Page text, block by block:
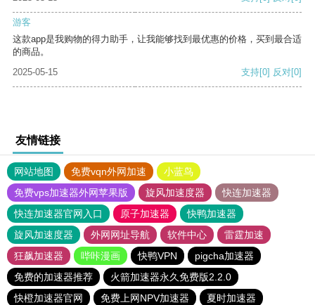
游客
这款app是我购物的得力助手，让我能够找到最优惠的价格，买到最合适
的商品。
2025-05-15
支持[0] 反对[0]
友情链接
网站地图 免费vqn外网加速
小蓝鸟
免费vps加速器外网苹果版
旋风加速度器
快连加速器
快连加速器官网入口
原子加速器
快鸭加速器
旋风加速度器
外网网址导航 软件中心
雷霆加速
狂飙加速器
哔咔漫画 快鸭VPN
pigcha加速器
免费的加速器推荐
火箭加速器永久免费版2.2.0
快橙加速器官网
免费上网NPV加速器
夏时加速器